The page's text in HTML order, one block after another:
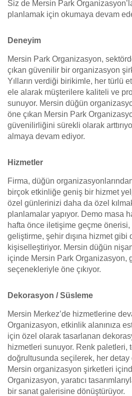
Siz de Mersin Park
planlamak için okumaya devam
Deneyim
Mersin Park Organizasyon,
çıkan güvenilir bir organizasyon
Yılların verdiği birikimle, her türlü
ele alarak müşterilere kaliteli ve
sunuyor. Mersin düğün
öne çıkan Mersin Park
güvenilirliğini sürekli olarak
almaya devam ediyor.
Hizmetler
Firma, düğün
birçok etkinliğe geniş bir hizmet
özel günlerinizi daha da özel
planlamalar yapıyor. Demo masa
hafta önce iletişime geçme
geliştirme, şehir dışına hizmet
kişiselleştiriyor. Mersin düğün
içinde Mersin Park Organizasyon,
seçenekleriyle öne çıkıyor.
Dekorasyon / Süsleme
Mersin Merkez’de hizmetlerine
Organizasyon, etkinlik alanınıza
için özel olarak tasarlanan
hizmetleri sunuyor. Renk paletleri,
doğrultusunda seçilerek, her
Mersin organizasyon şirketleri
Organizasyon, yaratıcı
bir sanat galerisine dönüştürüyor.